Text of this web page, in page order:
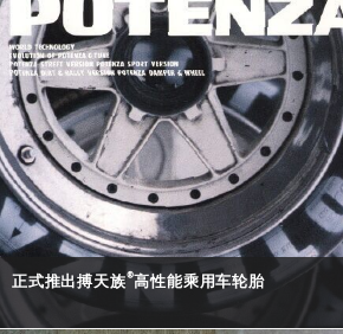
正式推出搏天族®高性能乘用车轮胎